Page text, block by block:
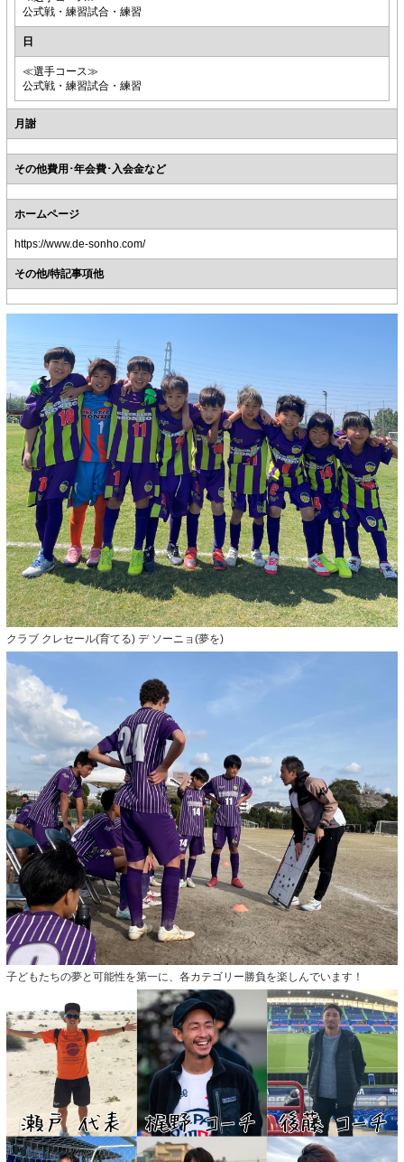
公式戦・練習試合・練習
日
≪選手コース≫
公式戦・練習試合・練習
月謝
その他費用･年会費･入会金など
ホームページ
https://www.de-sonho.com/
その他/特記事項他
クラブ クレセール(育てる) デ ソーニョ(夢を)
子どもたちの夢と可能性を第一に、各カテゴリー勝負を楽しんでいます！